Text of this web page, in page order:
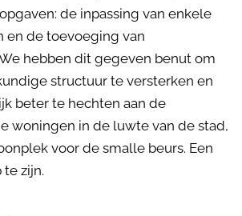
de inpassing van enkele
en de toevoeging van
hebben dit gegeven benut om
structuur te versterken en
beter te hechten aan de
woningen in de luwte van de stad,
voor de smalle beurs. Een
te zijn.